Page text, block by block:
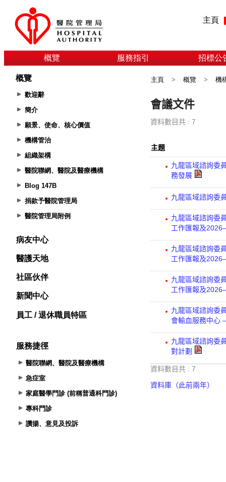
主頁
概覽 服務指引 招標公
概覽
歡迎辭
簡介
願景、使命、核心價值
機構管治
組織架構
醫院聯網、醫院及醫療機構
Blog 147B
捐款予醫院管理局
醫院管理局附例
病友中心
醫護天地
社區伙伴
新聞中心
員工 / 退休職員特區
服務捷徑
醫院聯網、醫院及醫療機構
急症室
家庭醫學門診 (前稱普通科門診)
專科門診
讚揚、意見及投訴
主頁 > 概覽 > 機